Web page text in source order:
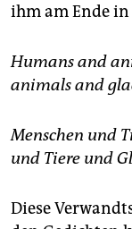
ihm am Ende
Humans and
animals and
Menschen und
und Tiere und
Diese